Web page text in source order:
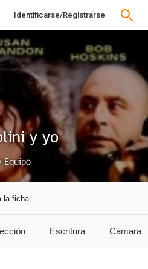
Identificarse/Registrarse
y yo
Equipo
la ficha
Escritura Cámara